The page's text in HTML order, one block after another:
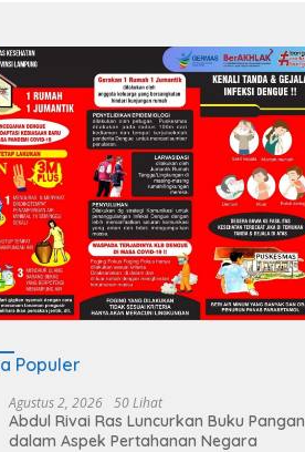
Populer
Agustus 2, 2026 50 Lihat
Abdul Rivai Ras Luncurkan Buku Pangan
dalam Aspek Pertahanan Negara